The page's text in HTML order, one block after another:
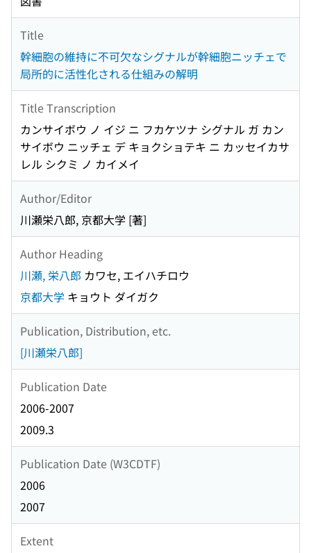
Title
幹細胞の維持に不可欠なシグナルが幹細胞ニッチェで
局所的に活性化される仕組みの解明
Title Transcription
カンサイボウ ノ イジ ニ フカケツナ シグナル ガ カン
サイボウ ニッチェ デ キョクショテキ ニ カッセイカサ
レル シクミ ノ カイメイ
Author/Editor
川瀬栄八郎, 京都大学 [著]
Author Heading
川瀬, 栄八郎 カワセ, エイハチロウ
京都大学 キョウト ダイガク
Publication, Distribution, etc.
[川瀬栄八郎]
Publication Date
2006-2007
2009.3
Publication Date (W3CDTF)
2006
2007
Extent